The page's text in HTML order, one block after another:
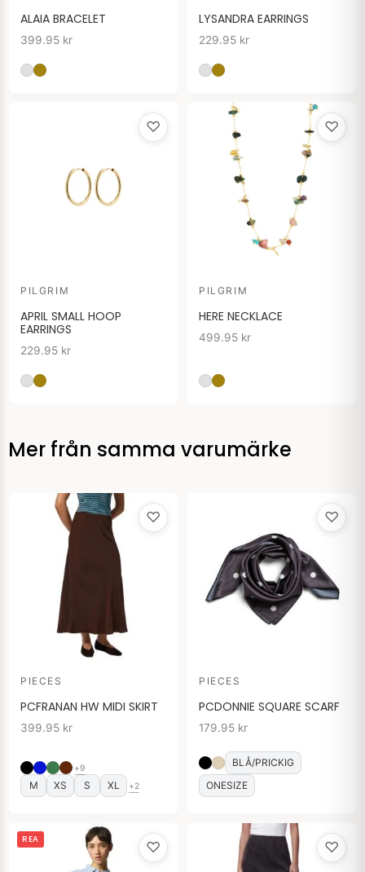
ALAIA BRACELET
399.95 kr
LYSANDRA EARRINGS
229.95 kr
♡
PILGRIM
APRIL SMALL HOOP
EARRINGS
229.95 kr
♡
PILGRIM
HERE NECKLACE
499.95 kr
Mer från samma varumärke
♡
PIECES
PCFRANAN HW MIDI SKIRT
399.95 kr
+9
M XS S XL +2
♡
PIECES
PCDONNIE SQUARE SCARF
179.95 kr
BLÅ/PRICKIG
ONESIZE
♡
REA
Det
ursprungliga
priset
nuvarande
priset
♡